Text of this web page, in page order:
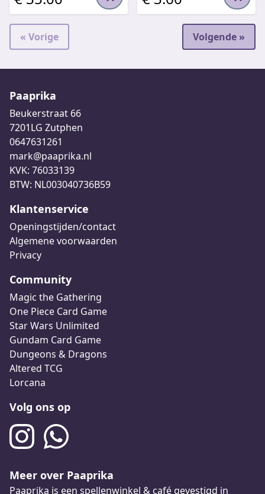
« Vorige Volgende »
Paaprika
Beukerstraat 66
7201LG Zutphen
0647631261
mark@paaprika.nl
KVK: 76033139
BTW: NL003040736B59
Klantenservice
Openingstijden/contact
Algemene voorwaarden
Privacy
Community
Magic the Gathering
One Piece Card Game
Star Wars Unlimited
Gundam Card Game
Dungeons & Dragons
Altered TCG
Lorcana
Volg ons op
Meer over Paaprika
Paaprika is een spellenwinkel & café gevestigd in